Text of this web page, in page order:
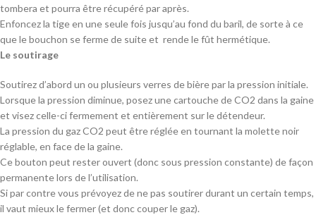
tombera et pourra être récupéré par après.
Enfoncez la tige en une seule fois jusqu’au fond du baril, de sorte à ce
que le bouchon se ferme de suite et rende le fût hermétique.
Le soutirage
Soutirez d’abord un ou plusieurs verres de bière par la pression initiale.
Lorsque la pression diminue, posez une cartouche de CO2 dans la gaine
et visez celle-ci fermement et entièrement sur le détendeur.
La pression du gaz CO2 peut être réglée en tournant la molette noir
réglable, en face de la gaine.
Ce bouton peut rester ouvert (donc sous pression constante) de façon
permanente lors de l’utilisation.
Si par contre vous prévoyez de ne pas soutirer durant un certain temps,
il vaut mieux le fermer (et donc couper le gaz).